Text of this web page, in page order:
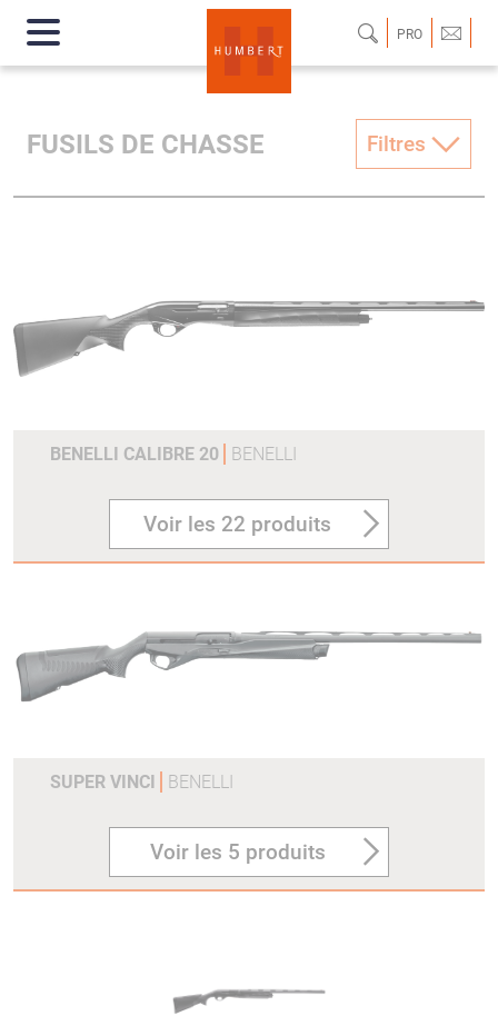
PRO
FUSILS DE CHASSE Filtres
BENELLI CALIBRE 20 BENELLI
Voir les 22 produits
SUPER VINCI BENELLI
Voir les 5 produits